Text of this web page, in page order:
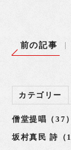
前の記事
カテゴリー
僧堂提唱（37）
坂村真民 詩（